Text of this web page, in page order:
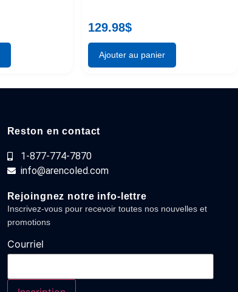
129.98$
Ajouter au panier
Reston en contact
1-877-774-7870
info@arencoled.com
Rejoingnez notre info-lettre
Inscrivez-vous pour recevoir toutes nos nouvelles et
promotions
Courriel